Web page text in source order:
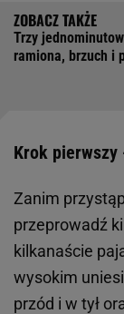
Trzy
ramiona, brzuch i
Krok
Zanim
przeprowadź
kilkanaście
wysokim
przód i w tył